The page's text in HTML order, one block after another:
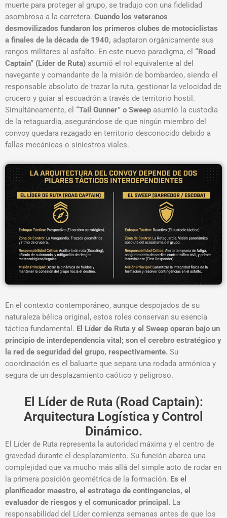
muerte para proteger al grupo, se tradujo con una fidelidad
asombrosa a la carretera. Cuando los veteranos
desmovilizados fundaron los primeros clubes de motociclistas
a finales de la década de 1940, adaptaron orgánicamente sus
rangos militares al asfalto. En este nuevo paradigma, el “Road
Captain” (Líder de Ruta) asumió el rol equivalente al del
navegante y comandante de la misión de bombardeo, siendo el
responsable absoluto de trazar la ruta, gestionar la velocidad de
crucero y guiar al escuadrón a través de territorio hostil .
Simultáneamente, el “Tail Gunner” o Sweep asumió la custodia
de la retaguardia, asegurándose de que ningún miembro del
convoy quedara rezagado en territorio desconocido debido a
fallas mecánicas o siniestros viales.
En el contexto contemporáneo, aunque despojados de su
naturaleza bélica original, estos roles conservan su esencia
táctica fundamental. El Líder de Ruta y el Sweep operan bajo un
principio de interdependencia vital; son el cerebro estratégico y
la red de seguridad del grupo, respectivamente. Su
coordinación es el baluarte que separa una rodada armónica y
segura de un desplazamiento caótico y peligroso.
El Líder de Ruta (Road Captain):
Arquitectura Logística y Control
Dinámico.
El Líder de Ruta representa la autoridad máxima y el centro de
gravedad durante el desplazamiento. Su función abarca una
complejidad que va mucho más allá del simple acto de rodar en
la primera posición geométrica de la formación. Es el
planificador maestro, el estratega de contingencias, el
evaluador de riesgos y el comunicador principal. La
responsabilidad del Líder comienza semanas antes de que los